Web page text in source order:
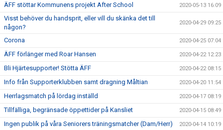
ÄFF stöttar Kommunens projekt After School 2020-05-13 16:09
Visst behöver du handsprit, eller vill du skänka det till
någon?
2020-04-29 09:25
Corona 2020-04-25 07:04
ÄFF förlänger med Roar Hansen 2020-04-22 12:23
Bli Hjärtesupporter! Stötta ÄFF 2020-04-22 08:15
Info från Supporterklubben samt dragning Måltian 2020-04-20 11:54
Herrlagsmatch på lördag inställd 2020-04-17 08:19
Tillfälliga, begränsade öppettider på Kansliet 2020-04-15 08:49
Ingen publik på våra Seniorers träningsmatcher (Dam/Herr) 2020-04-14 10:19